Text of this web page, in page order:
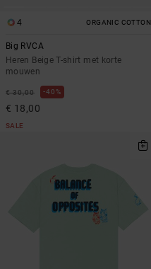
4 ORGANIC COTTON
Big RVCA
Heren Beige T-shirt met korte
mouwen
€ 30,00 40%
€ 18,00
SALE